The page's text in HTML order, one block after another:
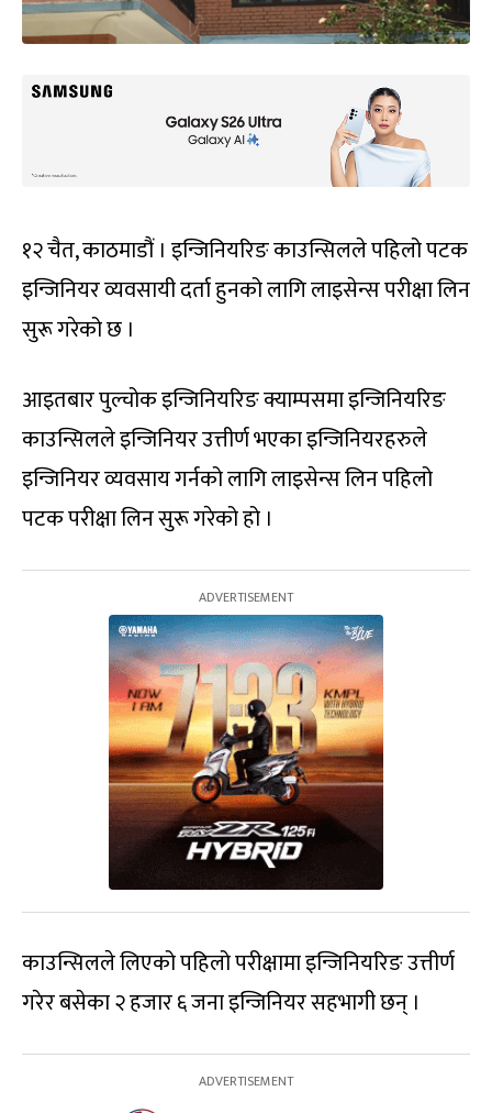
१२ चैत, काठमाडौं । इन्जिनियरिङ काउन्सिलले पहिलो पटक
इन्जिनियर व्यवसायी दर्ता हुनको लागि लाइसेन्स परीक्षा लिन
सुरू गरेको छ ।
आइतबार पुल्चोक इन्जिनियरिङ क्याम्पसमा इन्जिनियरिङ
काउन्सिलले इन्जिनियर उत्तीर्ण भएका इन्जिनियरहरुले
इन्जिनियर व्यवसाय गर्नको लागि लाइसेन्स लिन पहिलो
पटक परीक्षा लिन सुरू गरेको हो ।
काउन्सिलले लिएको पहिलो परीक्षामा इन्जिनियरिङ उत्तीर्ण
गरेर बसेका २ हजार ६ जना इन्जिनियर सहभागी छन् ।